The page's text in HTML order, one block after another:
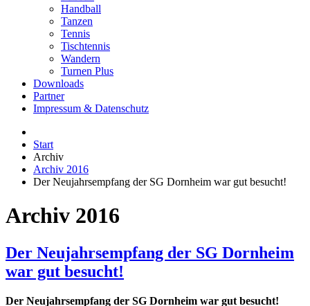
Handball
Tanzen
Tennis
Tischtennis
Wandern
Turnen Plus
Downloads
Partner
Impressum & Datenschutz
Start
Archiv
Archiv 2016
Der Neujahrsempfang der SG Dornheim war gut besucht!
Archiv 2016
Der Neujahrsempfang der SG Dornheim
war gut besucht!
Der Neujahrsempfang der SG Dornheim war gut besucht!